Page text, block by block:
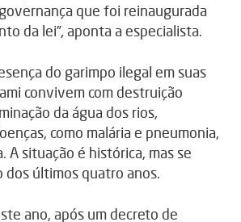
que foi reinaugurada
da lei”, aponta a especialista.
do garimpo ilegal em suas
convivem com destruição
da água dos rios,
como malária e pneumonia,
A situação é histórica, mas se
dos últimos quatro anos.
ano, após um decreto de